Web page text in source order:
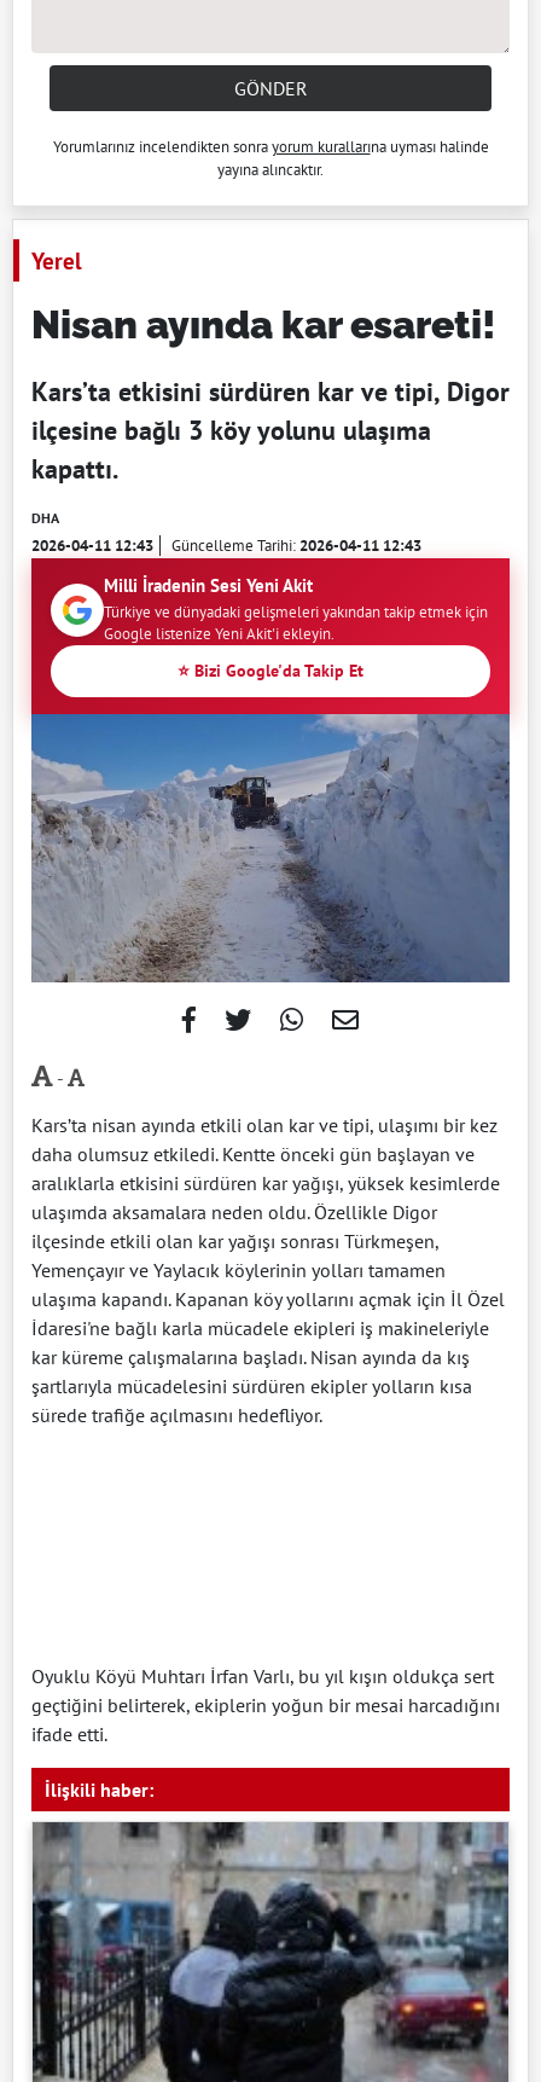
GÖNDER
Yorumlarınız incelendikten sonrayorum kurallarına uyması halinde
yayına alıncaktır.
Yerel
Nisan ayında kar esareti!
Kars’ta etkisini sürdüren kar ve tipi, Digor
ilçesine bağlı 3 köy yolunu ulaşıma
kapattı.
DHA
2026-04-11 12:43 Güncelleme Tarihi:2026-04-11 12:43
Milli İradenin Sesi Yeni Akit
Türkiye ve dünyadaki gelişmeleri yakından takip etmek için
Google listenize Yeni Akit'i ekleyin.
⭐ Bizi Google'da Takip Et
-
Kars’ta nisan ayında etkili olan kar ve tipi, ulaşımı bir kez
daha olumsuz etkiledi. Kentte önceki gün başlayan ve
aralıklarla etkisini sürdüren kar yağışı, yüksek kesimlerde
ulaşımda aksamalara neden oldu. Özellikle Digor
ilçesinde etkili olan kar yağışı sonrası Türkmeşen,
Yemençayır ve Yaylacık köylerinin yolları tamamen
ulaşıma kapandı. Kapanan köy yollarını açmak için İl Özel
İdaresi'ne bağlı karla mücadele ekipleri iş makineleriyle
kar küreme çalışmalarına başladı. Nisan ayında da kış
şartlarıyla mücadelesini sürdüren ekipler yolların kısa
sürede trafiğe açılmasını hedefliyor.
Oyuklu Köyü Muhtarı İrfan Varlı, bu yıl kışın oldukça sert
geçtiğini belirterek, ekiplerin yoğun bir mesai harcadığını
ifade etti.
İlişkili haber: